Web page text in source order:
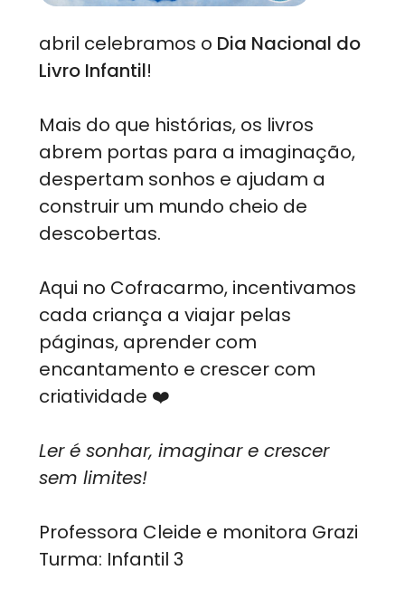
abril celebramos o Dia Nacional do
Livro Infantil!
Mais do que histórias, os livros
abrem portas para a imaginação,
despertam sonhos e ajudam a
construir um mundo cheio de
descobertas.
Aqui no Cofracarmo, incentivamos
cada criança a viajar pelas
páginas, aprender com
encantamento e crescer com
criatividade ❤️
Ler é sonhar, imaginar e crescer
sem limites!
Professora Cleide e monitora Grazi
Turma: Infantil 3